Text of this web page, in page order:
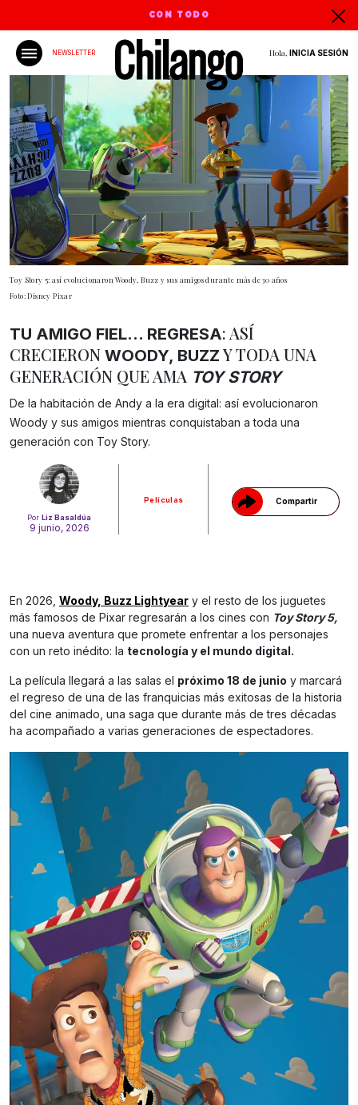
CON TODO
NEWSLETTER Hola, INICIA SESIÓN
Toy Story 5: así evolucionaron Woody, Buzz y sus amigos durante más de 30 años
Foto: Disney Pixar
Por Liz Basaldúa
9 junio, 2026
Películas Compartir
Gracias!
TU AMIGO FIEL… REGRESA: ASÍ
CRECIERON WOODY, BUZZ Y TODA UNA
GENERACIÓN QUE AMA TOY STORY
De la habitación de Andy a la era digital: así evolucionaron
Woody y sus amigos mientras conquistaban a toda una
generación con Toy Story.
En 2026, Woody, Buzz Lightyear y el resto de los juguetes
más famosos de Pixar regresarán a los cines con Toy Story 5,
una nueva aventura que promete enfrentar a los personajes
con un reto inédito: la tecnología y el mundo digital.
La película llegará a las salas el próximo 18 de junio y marcará
el regreso de una de las franquicias más exitosas de la historia
del cine animado, una saga que durante más de tres décadas
ha acompañado a varias generaciones de espectadores.